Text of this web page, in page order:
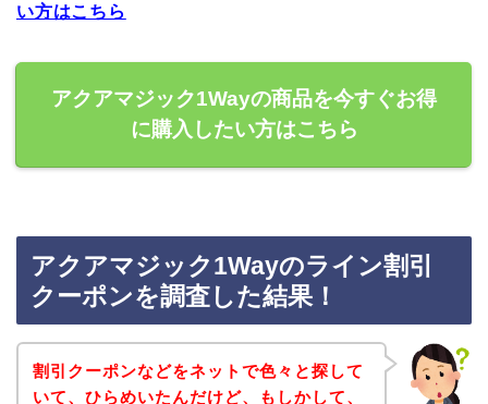
い方はこちら
アクアマジック1Wayの商品を今すぐお得
に購入したい方はこちら
アクアマジック1Wayのライン割引
クーポンを調査した結果！
割引クーポンなどをネットで色々と探して
いて、ひらめいたんだけど、もしかして、